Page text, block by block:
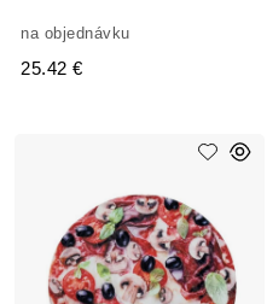
na objednávku
25.42 €